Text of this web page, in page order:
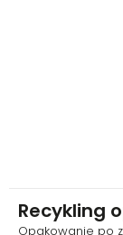
Recykling
Opakowanie po